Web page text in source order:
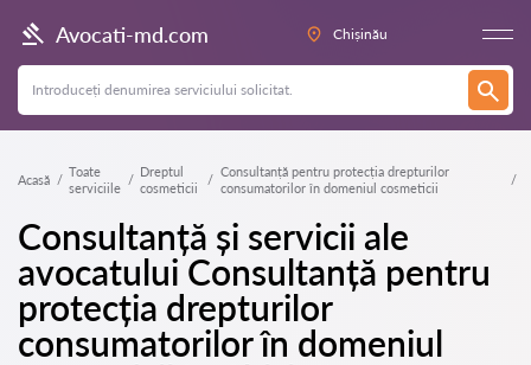
Avocati-md.com Chișinău
Acasă
Toate
serviciile
Dreptul
cosmeticii
Consultanță pentru protecția drepturilor
consumatorilor în domeniul cosmeticii
Consultanță și servicii ale
avocatului Consultanță pentru
protecția drepturilor
consumatorilor în domeniul